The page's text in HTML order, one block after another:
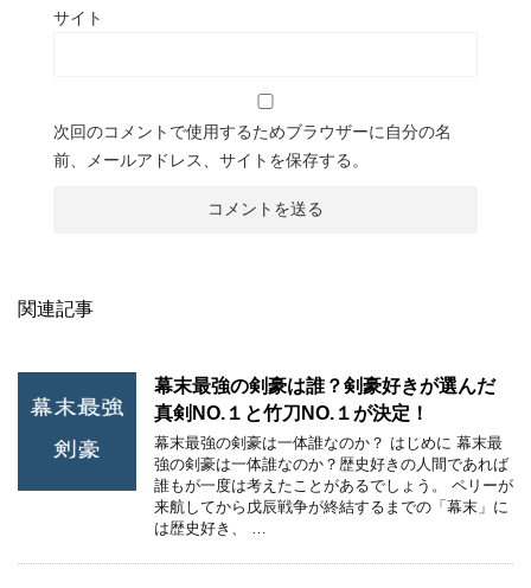
サイト
次回のコメントで使用するためブラウザーに自分の名
前、メールアドレス、サイトを保存する。
関連記事
幕末最強の剣豪は誰？剣豪好きが選んだ
真剣NO.１と竹刀NO.１が決定！
幕末最強の剣豪は一体誰なのか？ はじめに 幕末最
強の剣豪は一体誰なのか？歴史好きの人間であれば
誰もが一度は考えたことがあるでしょう。 ペリーが
来航してから戊辰戦争が終結するまでの「幕末」に
は歴史好き、 …